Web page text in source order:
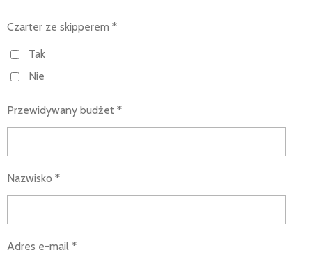
Czarter ze skipperem *
Tak
Nie
Przewidywany budżet *
Nazwisko *
Adres e-mail *